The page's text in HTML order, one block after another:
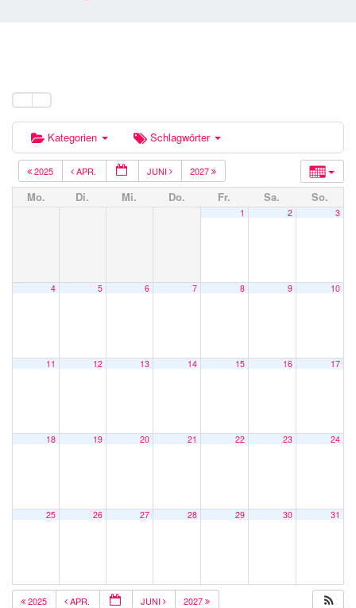
Kategorien Schlagwörter
2025 APR. JUNI 2027
Mo. Di. Mi. Do. Fr. Sa. So.
1 2 3
4 5 6 7 8 9 10
11 12 13 14 15 16 17
18 19 20 21 22 23 24
25 26 27 28 29 30 31
2025 APR. JUNI 2027